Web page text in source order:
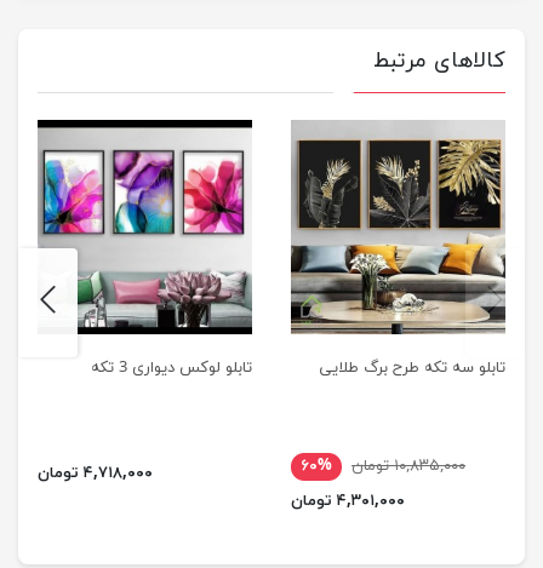
کالاهای مرتبط
تابلو سه تکه طرح برگ طلایی
۱۰,۸۳۵,۰۰۰ تومان
۶۰%
۴,۳۰۱,۰۰۰ تومان
تابلو لوکس دیواری 3 تکه
۴,۷۱۸,۰۰۰ تومان
previus